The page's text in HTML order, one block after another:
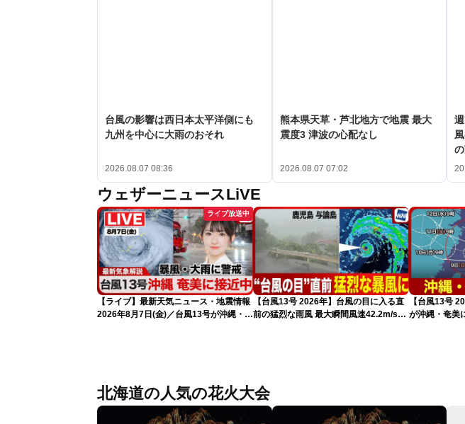
台風の影響は西日本太平洋側にも
九州を中心に大雨のおそれ
2026.08.07 08:36
熊本県天草・芦北地方で地震 最大
震度3 津波の心配なし
2026.08.07 07:02
ウェザーニュースLiVE
ライブ放送中
【ライブ】最新天気ニュース・地震情報
2026年8月7日(金)／台風13号が沖縄・奄
【台風13号 2026年】台風の目に入る直
前の猛烈な雨風 最大瞬間風速42.2m/s観
【台風13号
が沖縄・奄美
北海道の人気の花火大会